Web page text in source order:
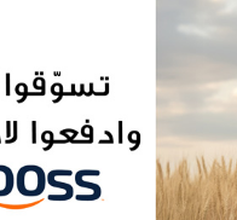
تحديد
الاتجاه
التنازلي